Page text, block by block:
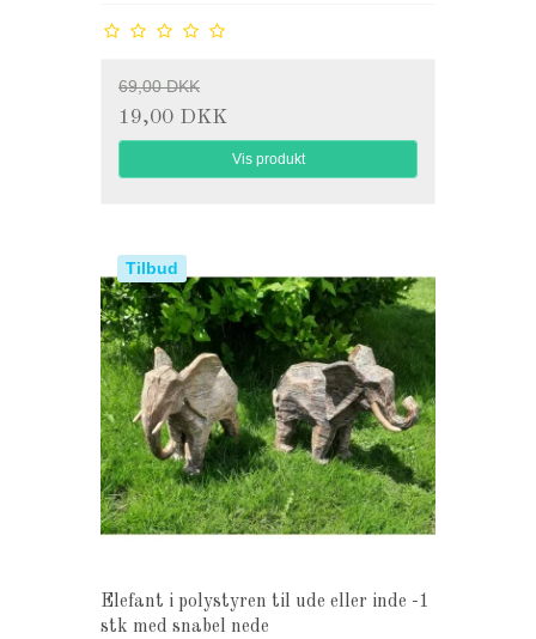
69,00 DKK
19,00 DKK
Vis produkt
Tilbud
Elefant i polystyren til ude eller inde -1
stk med snabel nede